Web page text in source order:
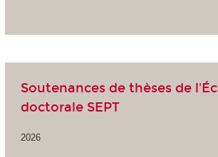
Soutenances de thèses de
doctorale SEPT
2026